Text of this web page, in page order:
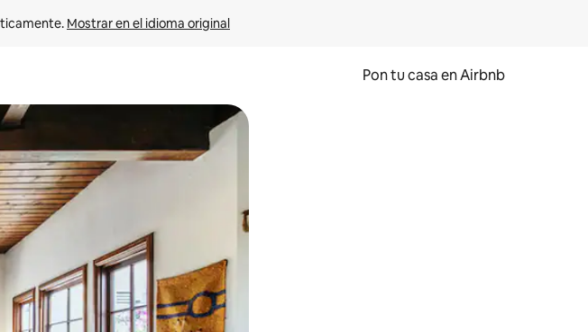
Mostrar en el idioma original
Pon tu casa en Airbnb